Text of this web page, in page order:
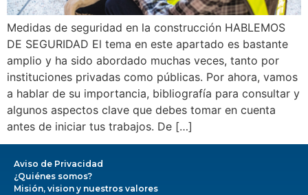
Medidas de seguridad en la construcción HABLEMOS
DE SEGURIDAD El tema en este apartado es bastante
amplio y ha sido abordado muchas veces, tanto por
instituciones privadas como públicas. Por ahora, vamos
a hablar de su importancia, bibliografía para consultar y
algunos aspectos clave que debes tomar en cuenta
antes de iniciar tus trabajos. De […]
Aviso de Privacidad
¿Quiénes somos?
Misión, vision y nuestros valores